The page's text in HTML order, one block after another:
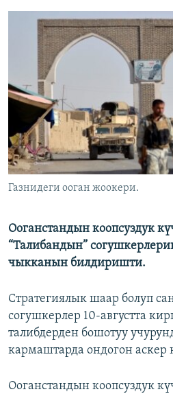
ДАНИСТЕ
ЭЖЕ-СИҢДИЛЕР
АЗАТТЫК+
ЫҢГАЙСЫЗ СУРООЛОР
ОНЛАЙН ШЕРИНЕ
ЭЕ/АРнун бардык сайттары
Газнидеги ооган жоокери.
Ооганстандын коопсуздук
“Талибандын”
чыкканын билдиришти.
Стратегиялык шаар болуп
согушкерлер 10-августта
талибдерден бошотуу
кармаштарда ондогон аскер
Ооганстандын коопсуздук